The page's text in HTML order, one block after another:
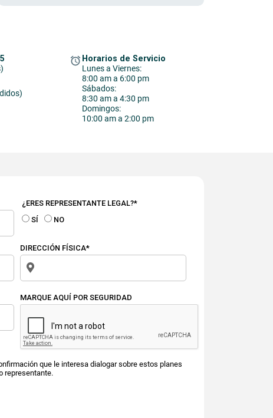
Horarios de Servicio
Lunes a Viernes:
8:00 am a 6:00 pm
Sábados:
8:30 am a 4:30 pm
Domingos:
10:00 am a 2:00 pm
¿ERES REPRESENTANTE LEGAL?*
SÍ
NO
DIRECCIÓN FÍSICA*
MARQUE AQUÍ POR SEGURIDAD
que le interesa dialogar sobre estos planes
representante.